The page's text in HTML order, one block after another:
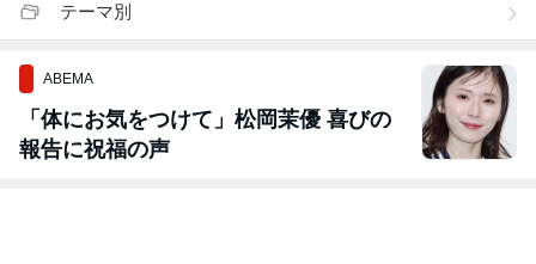
テーマ別
ABEMA
「体にお気をつけて」松岡茉優 喜びの
報告に祝福の声